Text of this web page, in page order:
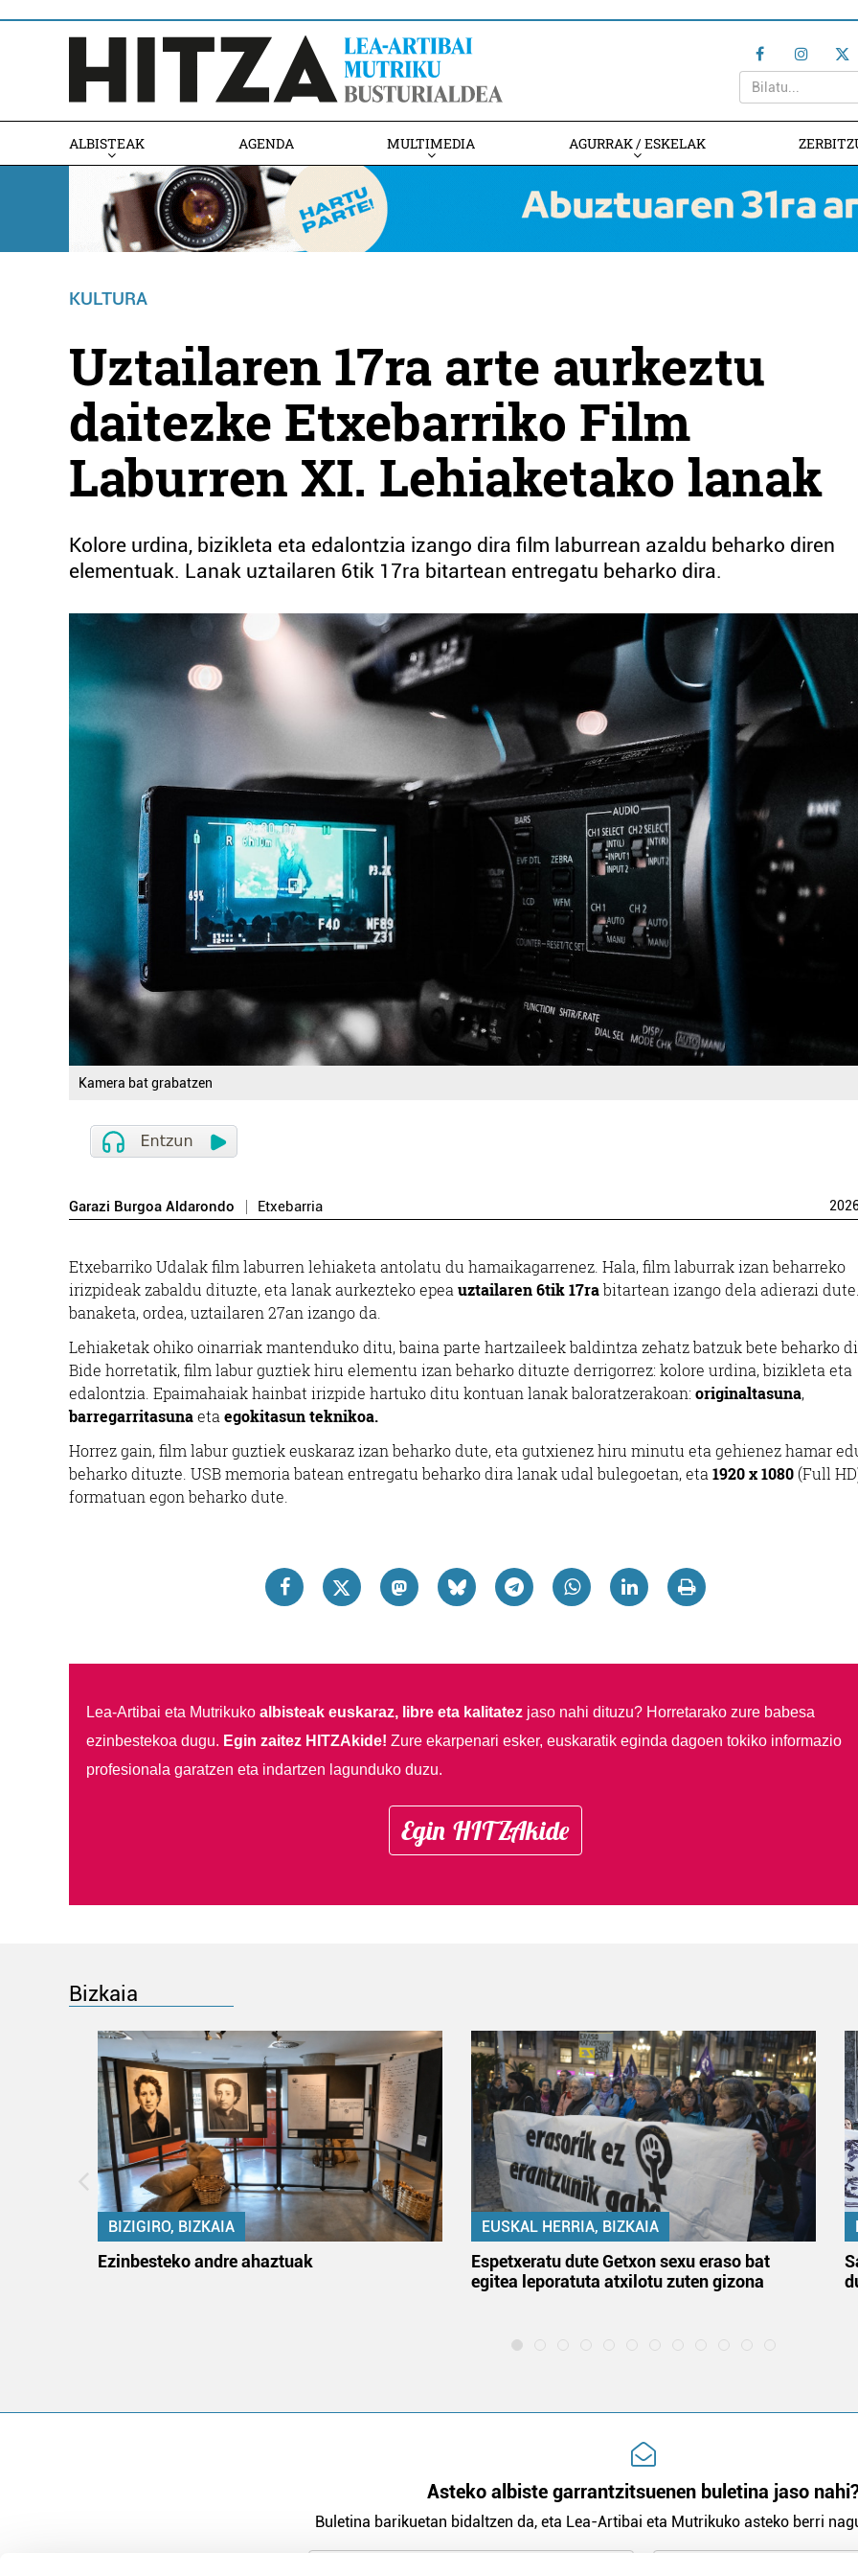
ALBISTEAK AGENDA MULTIMEDIA AGURRAK / ESKELAK
KULTURA
Uztailaren 17ra arte aurkeztu
daitezke Etxebarriko Film
Laburren XI. Lehiaketako lanak
Kolore urdina, bizikleta eta edalontzia izango dira film laburrean azaldu beharko diren
elementuak. Lanak uztailaren 6tik 17ra bitartean entregatu beharko dira.
Kamera bat grabatzen
Garazi Burgoa Aldarondo Etxebarria
Etxebarriko Udalak film laburren lehiaketa antolatu du hamaikagarrenez. Hala, film laburrak izan beharreko
irizpideak zabaldu dituzte, eta lanak aurkezteko epea uztailaren 6tik 17rabitartean izango dela adierazi
banaketa, ordea, uztailaren 27an izango da.
Lehiaketak ohiko oinarriak mantenduko ditu, baina parte hartzaileek baldintza zehatz batzuk bete beharko
Bide horretatik, film labur guztiek hiru elementu izan beharko dituzte derrigorrez: kolore urdina, bizikleta eta
edalontzia. Epaimahaiak hainbat irizpide hartuko ditu kontuan lanak baloratzerakoan: originaltasuna,
barregarritasunaeta egokitasun teknikoa.
Horrez gain, film labur guztiek euskaraz izan beharko dute, eta gutxienez hiru minutu eta gehienez hamar
beharko dituzte. USB memoria batean entregatu beharko dira lanak udal bulegoetan, eta 1920 x 1080(Full
formatuan egon beharko dute.
Lea-Artibai eta Mutrikuko albisteak euskaraz, libre eta kalitatezjaso nahi dituzu? Horretarako zure babesa
ezinbestekoa dugu. Egin zaitez HITZAkide! Zure ekarpenari esker, euskaratik eginda dagoen tokiko informazio
profesionala garatzen eta indartzen lagunduko duzu.
Egin HITZAkide
Bizkaia
BIZIGIRO, BIZKAIA
Ezinbesteko andre ahaztuak
EUSKAL HERRIA, BIZKAIA
Espetxeratu dute Getxon sexu eraso bat
egitea leporatuta atxilotu zuten gizona
Asteko albiste garrantzitsuenen buletina jaso
Buletina barikuetan bidaltzen da, eta Lea-Artibai eta Mutrikuko asteko berri